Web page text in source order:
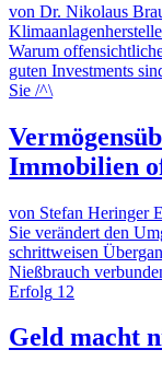
von Dr. Nikolaus
Warum
guten Investments
Sie /^\
Immobilien
von Stefan Heringer
Sie verändert den
schrittweisen
Nießbrauch
Erfolg 12
Geld macht